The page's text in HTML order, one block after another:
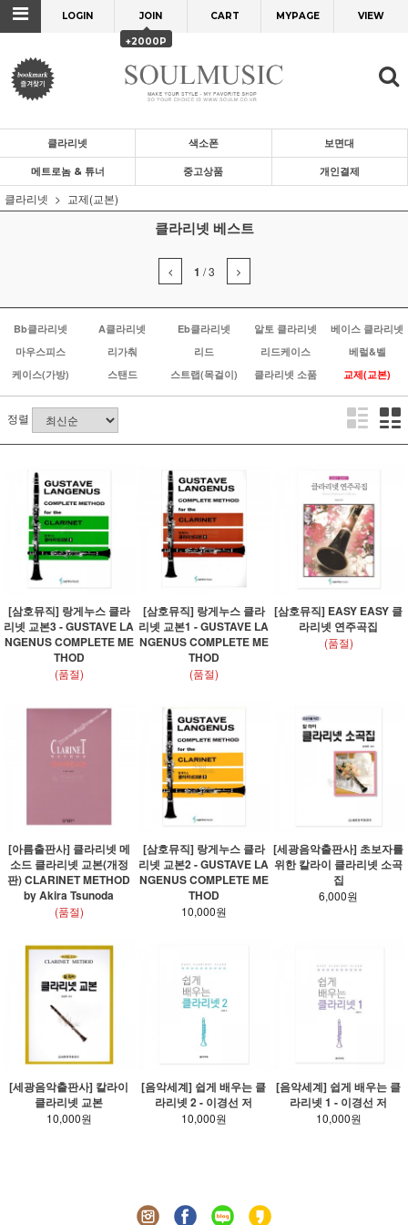
LOGIN JOIN
+2000P
CART MYPAGE VIEW
클라리넷 색소폰 보면대
메트로놈 & 튜너 중고상품 개인결제
클라리넷 교제(교본)
클라리넷 베스트
1 /3
Bb클라리넷 A클라리넷 Eb클라리넷 알토 클라리넷
베이스 클라리넷
마우스피스
리가춰 리드 리드케이스
베럴&벨
케이스(가방)
스탠드 스트랩(목걸이) 클라리넷 소품 교제(교본)
정렬
[삼호뮤직] 랑게누스 클라
리넷 교본3 - GUSTAVE LA
NGENUS COMPLETE ME
THOD
(품절)
[삼호뮤직] 랑게누스 클라
리넷 교본1 - GUSTAVE LA
NGENUS COMPLETE ME
THOD
(품절)
[삼호뮤직] EASY EASY 클
라리넷 연주곡집
(품절)
[아름출판사] 클라리넷 메
소드 클라리넷 교본(개정
판) CLARINET METHOD
by Akira Tsunoda
(품절)
[삼호뮤직] 랑게누스 클라
리넷 교본2 - GUSTAVE LA
NGENUS COMPLETE ME
THOD
10,000원
[세광음악출판사] 초보자를
위한 칼라이 클라리넷 소곡
집
6,000원
[세광음악출판사] 칼라이
클라리넷 교본
10,000원
[음악세계] 쉽게 배우는 클
라리넷 2 - 이경선 저
10,000원
[음악세계] 쉽게 배우는 클
라리넷 1 - 이경선 저
10,000원